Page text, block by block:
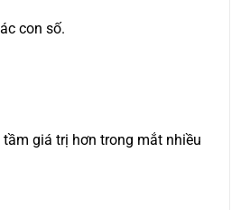
con số.
giá trị hơn trong mắt nhiều